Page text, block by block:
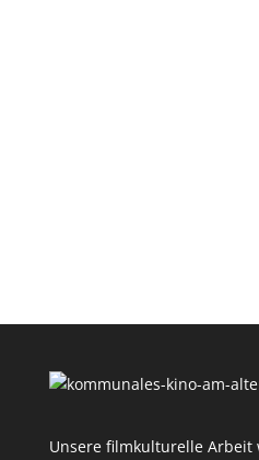
Unsere filmkulturelle